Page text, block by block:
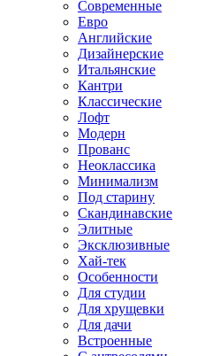
Современные
Евро
Английские
Дизайнерские
Итальянские
Кантри
Классические
Лофт
Модерн
Прованс
Неоклассика
Минимализм
Под старину
Скандинавские
Элитные
Эксклюзивные
Хай-тек
Особенности
Для студии
Для хрущевки
Для дачи
Встроенные